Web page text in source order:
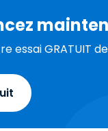
essai GRATUIT